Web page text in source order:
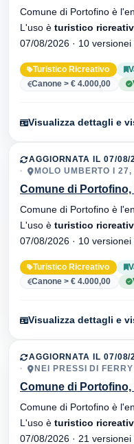
Comune di Portofino è
L'uso è turistico
07/08/2026 · 10
Turistico Ricreativo
Canone > € 4.000,00
Visualizza dettagli e
AGGIORNATA IL 07/08/
MOLO UMBERTO I
Comune di Portofino,
Comune di Portofino è
L'uso è turistico
07/08/2026 · 10
Turistico Ricreativo
Canone > € 4.000,00
Visualizza dettagli e
AGGIORNATA IL 07/08/
NEI PRESSI DI
Comune di Portofino,
Comune di Portofino è
L'uso è turistico
07/08/2026 · 21